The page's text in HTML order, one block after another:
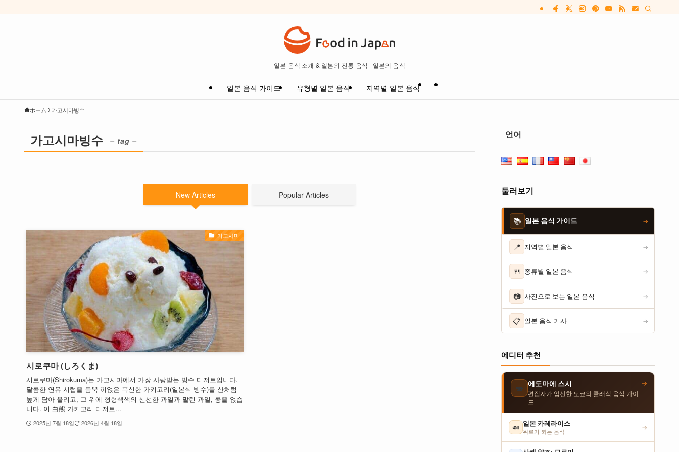
일본 음식 소개 & 일본의 전통 음식 | 일본의 음식
일본 음식 가이드 유형별 일본 음식 지역별 일본 음식
ホーム 가고시마빙수
가고시마빙수 – tag –
New Articles Popular Articles
가고시마
시로쿠마 (しろくま)
시로쿠마(Shirokuma)는 가고시마에서 가장 사랑받는 빙수 디저트입니다.
달콤한 연유 시럽을 듬뿍 끼얹은 폭신한 가키고리(일본식 빙수)를 산처럼
높게 담아 올리고, 그 위에 형형색색의 신선한 과일과 말린 과일, 콩을 얹습
니다. 이 白熊 가키고리 디저트...
2025년 7월 18일 2026년 4월 18일
언어
둘러보기
📚 일본 음식 가이드 →
📍 지역별 일본 음식 →
🍴 종류별 일본 음식 →
📷 사진으로 보는 일본 음식 →
📋 일본 음식 기사 →
에디터 추천
🍣 에도마에 스시
편집자가 엄선한 도쿄의 클래식 음식 가이
드
→
🍛 일본 카레라이스
위로가 되는 음식
→